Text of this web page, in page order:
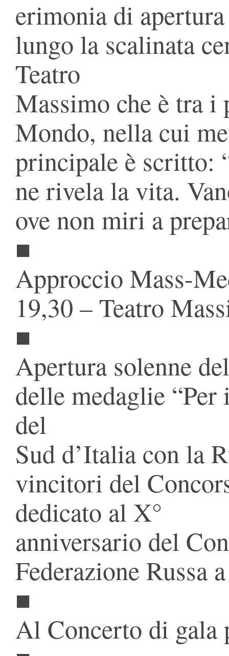
erimonia di
lungo la scalinata
Teatro
Massimo che è tra
Mondo, nella cui
principale è scritto:
ne rivela la vita.
ove non miri a
■
Approccio Mass-
19,30 – Teatro
■
Apertura solenne
delle medaglie
del
Sud d’Italia con la
vincitori del
dedicato al X°
anniversario del
Federazione Russa
■
Al Concerto di gala